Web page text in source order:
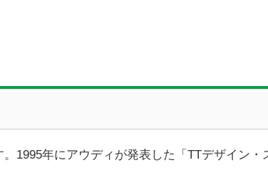
1995年にアウディが発表した「TTデザイン・